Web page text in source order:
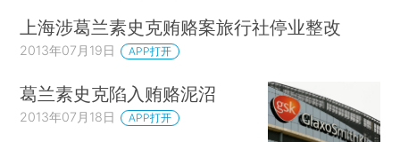
上海涉葛兰素史克贿赂案旅行社停业整改
2013年07月19日 APP打开
葛兰素史克陷入贿赂泥沼
2013年07月18日 APP打开